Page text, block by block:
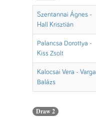
Szentannai Ágnes -
Hall Krisztián
Palancsa Dorottya -
Kiss Zsolt
Kalocsai Vera - Varga
Balázs
Draw 2